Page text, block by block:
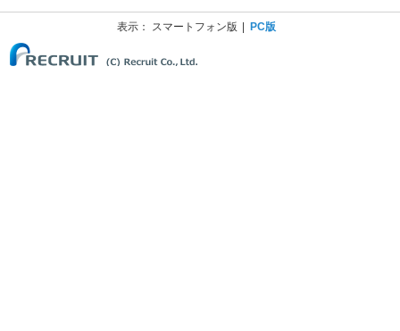
表示： スマートフォン版 PC版